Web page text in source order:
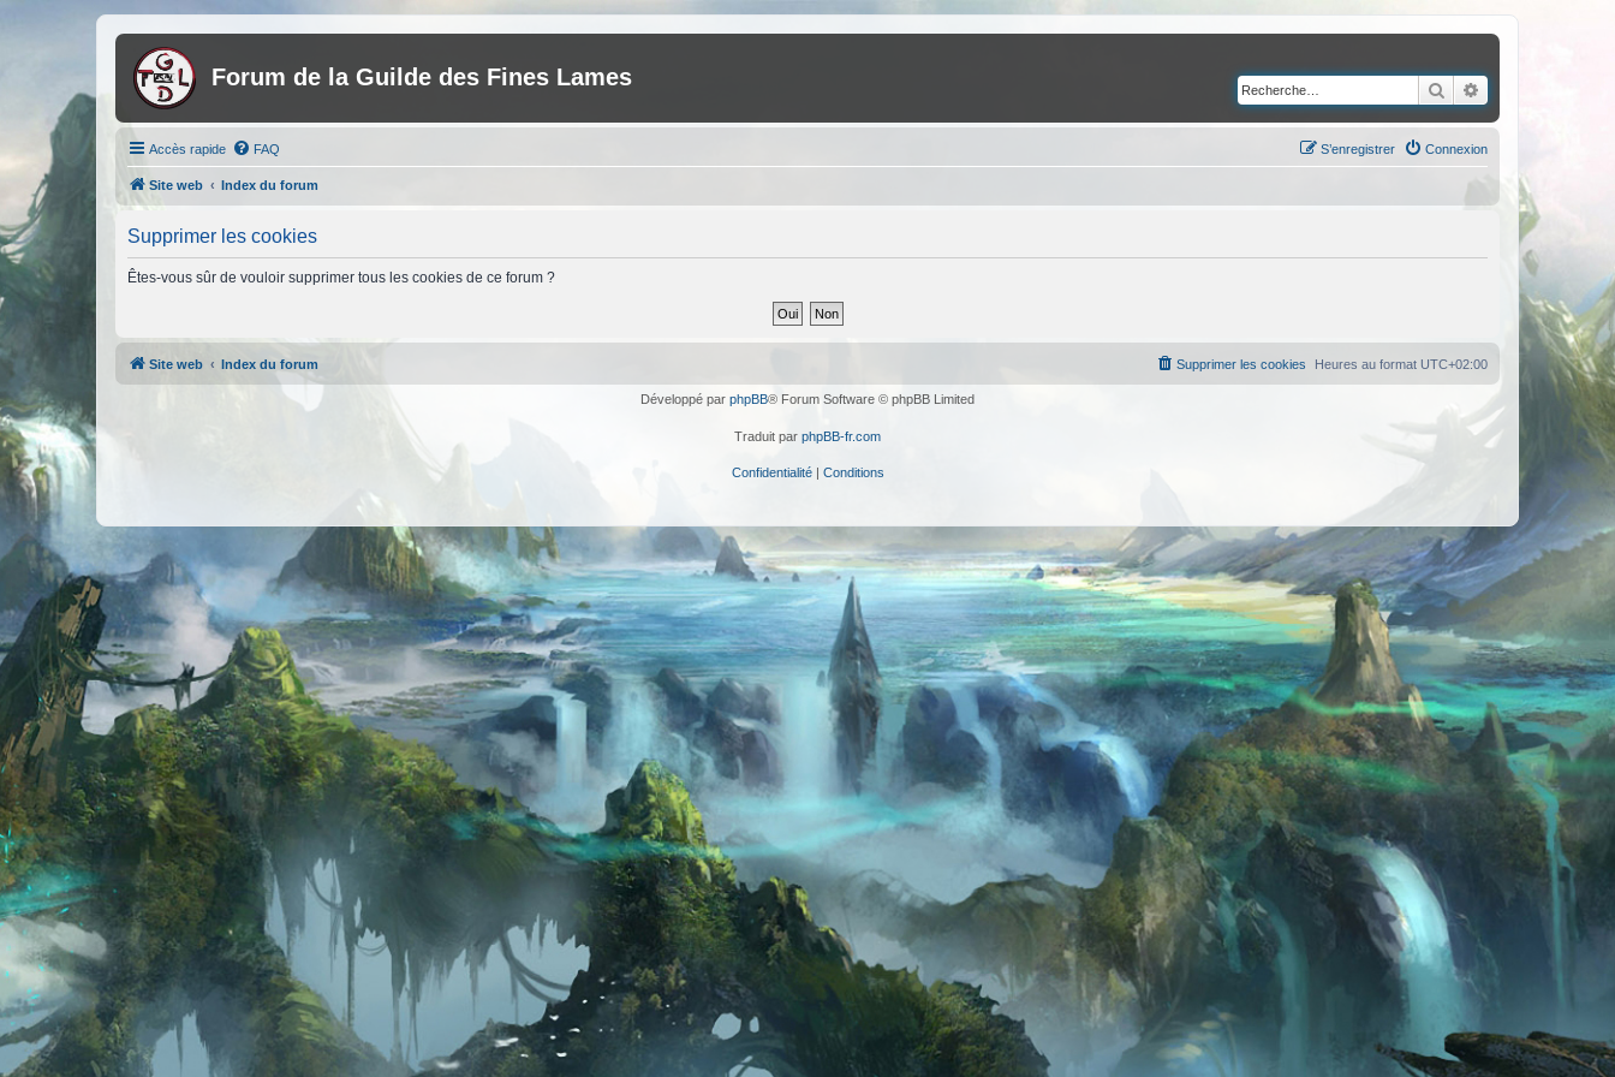
Forum de la Guilde des Fines Lames Rechercher
Accès rapide FAQ Connexion
S’enregistrer
Site web Index du forum
Supprimer les cookies
Êtes-vous sûr de vouloir supprimer tous les cookies de ce forum ?
Site web Index du forum Heures au format UTC+02:00
Supprimer les cookies
Développé par phpBB® Forum Software © phpBB Limited
Traduit par phpBB-fr.com
Confidentialité| Conditions